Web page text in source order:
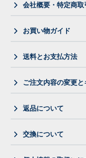
会社概要・特定商取
お買い物ガイド
送料とお支払方法
ご注文内容の変更
返品について
交換について